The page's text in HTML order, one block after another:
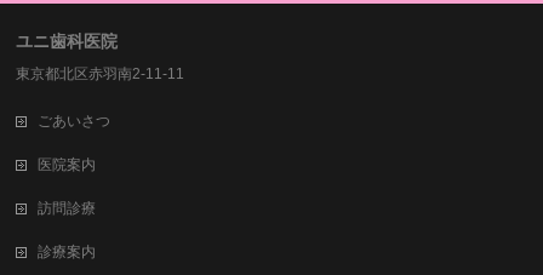
ユニ歯科医院
東京都北区赤羽南2-11-11
ごあいさつ
医院案内
訪問診療
診療案内